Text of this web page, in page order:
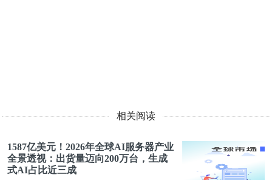
相关阅读
1587亿美元！2026年全球AI服务器产业
全景透视：出货量迈向200万台，生成
式AI占比近三成